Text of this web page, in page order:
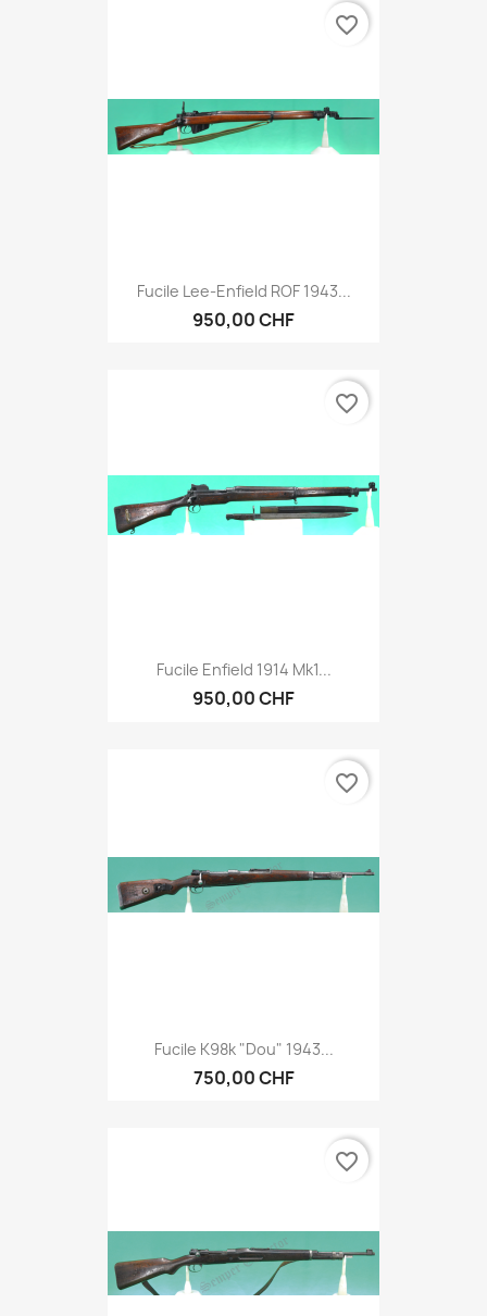
Fucile Lee-Enfield ROF 1943...
950,00 CHF
favorite_border
Fucile Enfield 1914 Mk1...
950,00 CHF
favorite_border
Fucile K98k "dou" 1943...
750,00 CHF
favorite_border
favorite_border